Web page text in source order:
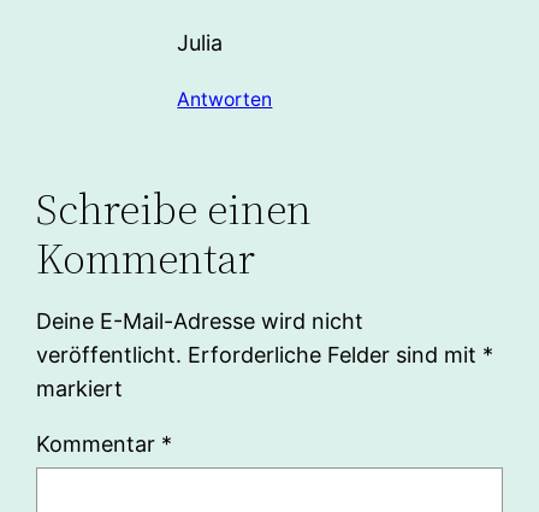
Julia
Antworten
Schreibe einen
Kommentar
Deine E-Mail-Adresse wird nicht
veröffentlicht. Erforderliche Felder sind mit *
markiert
Kommentar *